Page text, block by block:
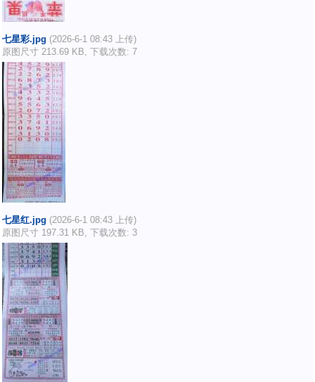
七星彩.jpg (2026-6-1 08:43 上传)
原图尺寸 213.69 KB, 下载次数: 7
七星红.jpg (2026-6-1 08:43 上传)
原图尺寸 197.31 KB, 下载次数: 3